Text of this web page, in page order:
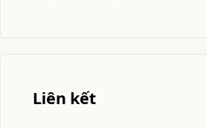
Liên kết